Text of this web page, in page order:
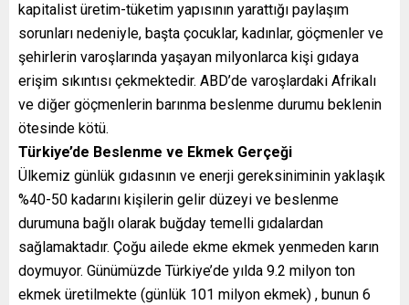
kapitalist üretim-tüketim yapısının yarattığı paylaşım
sorunları nedeniyle, başta çocuklar, kadınlar, göçmenler ve
şehirlerin varoşlarında yaşayan milyonlarca kişi gıdaya
erişim sıkıntısı çekmektedir. ABD’de varoşlardaki Afrikalı
ve diğer göçmenlerin barınma beslenme durumu beklenin
ötesinde kötü.
Türkiye’de Beslenme ve Ekmek Gerçeği
Ülkemiz günlük gıdasının ve enerji gereksiniminin yaklaşık
%40-50 kadarını kişilerin gelir düzeyi ve beslenme
durumuna bağlı olarak buğday temelli gıdalardan
sağlamaktadır. Çoğu ailede ekme ekmek yenmeden karın
doymuyor. Günümüzde Türkiye’de yılda 9.2 milyon ton
ekmek üretilmekte (günlük 101 milyon ekmek) , bunun 6